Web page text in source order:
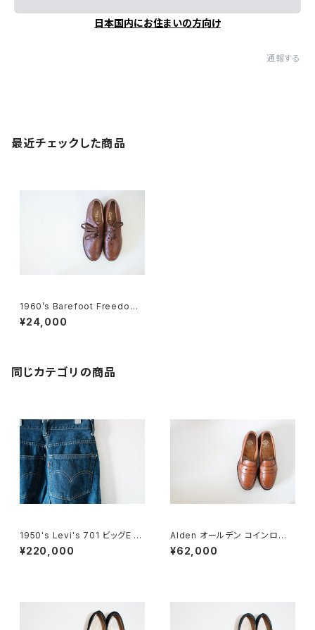
日本国内にお住まいの方向け
通報する
最近チェックした商品
1960’s Barefoot Freedom
DEADSTOCK Made in USA
¥24,000
同じカテゴリの商品
1950's Levi's 701 ビッグE 2
4×30
¥220,000
Alden オールデン コインローフ
ァー #985 6E 旧ロゴ
¥62,000